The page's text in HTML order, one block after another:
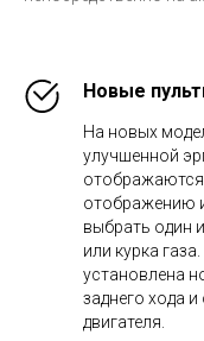
Новые
На новых
улучшенной
отображаются
отображению
выбрать один
или курка
установлена
заднего хода
двигателя.